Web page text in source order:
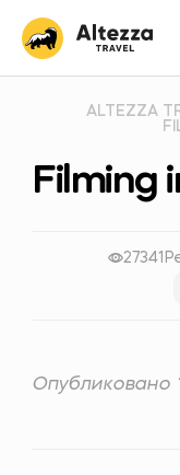
ALTEZZA
Filming
27341
Опубликовано